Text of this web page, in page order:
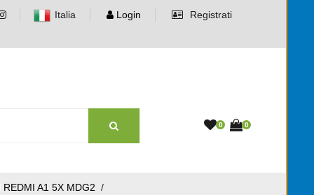
Italia Login Registrati
0 0
A1 5X MDG2 /